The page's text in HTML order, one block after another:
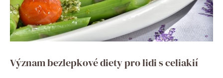
Význam bezlepkové diety pro lidi s celiakií